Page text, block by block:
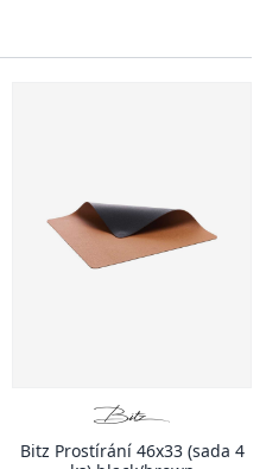
Bitz Prostírání 46x33 (sada 4